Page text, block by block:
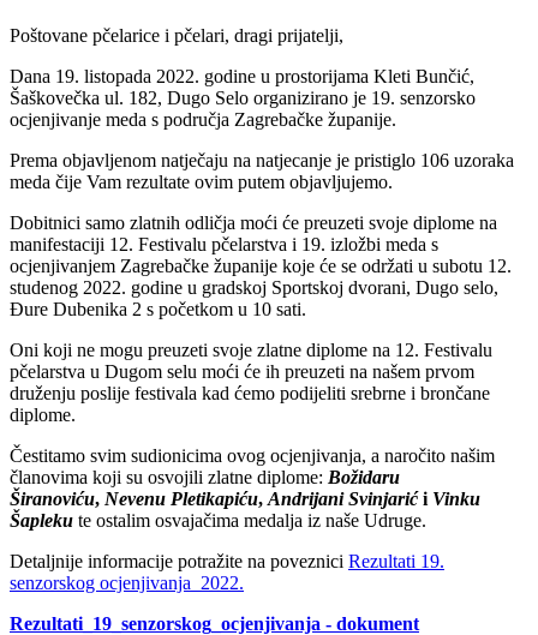
Poštovane pčelarice i pčelari, dragi prijatelji,
Dana 19. listopada 2022. godine u prostorijama Kleti Bunčić,
Šaškovečka ul. 182, Dugo Selo organizirano je 19. senzorsko
ocjenjivanje meda s područja Zagrebačke županije.
Prema objavljenom natječaju na natjecanje je pristiglo 106 uzoraka
meda čije Vam rezultate ovim putem objavljujemo.
Dobitnici samo zlatnih odličja moći će preuzeti svoje diplome na
manifestaciji 12. Festivalu pčelarstva i 19. izložbi meda s
ocjenjivanjem Zagrebačke županije koje će se održati u subotu 12.
studenog 2022. godine u gradskoj Sportskoj dvorani, Dugo selo,
Đure Dubenika 2 s početkom u 10 sati.
Oni koji ne mogu preuzeti svoje zlatne diplome na 12. Festivalu
pčelarstva u Dugom selu moći će ih preuzeti na našem prvom
druženju poslije festivala kad ćemo podijeliti srebrne i brončane
diplome.
Čestitamo svim sudionicima ovog ocjenjivanja, a naročito našim
članovima koji su osvojili zlatne diplome: Božidaru
Širanoviću, Nevenu Pletikapiću, Andrijani Svinjarići Vinku
Šapleku te ostalim osvajačima medalja iz naše Udruge.
Detaljnije informacije potražite na poveznici Rezultati 19.
senzorskog ocjenjivanja_2022.
Rezultati_19_senzorskog_ocjenjivanja - dokument